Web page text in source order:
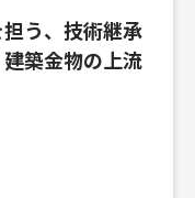
う、技術継承
築金物の上流